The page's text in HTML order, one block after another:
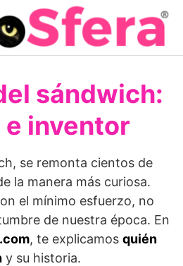
sándwich:
inventor
se remonta cientos de
la manera más curiosa.
el mínimo esfuerzo, no
de nuestra época. En
, te explicamos quién
y su historia.